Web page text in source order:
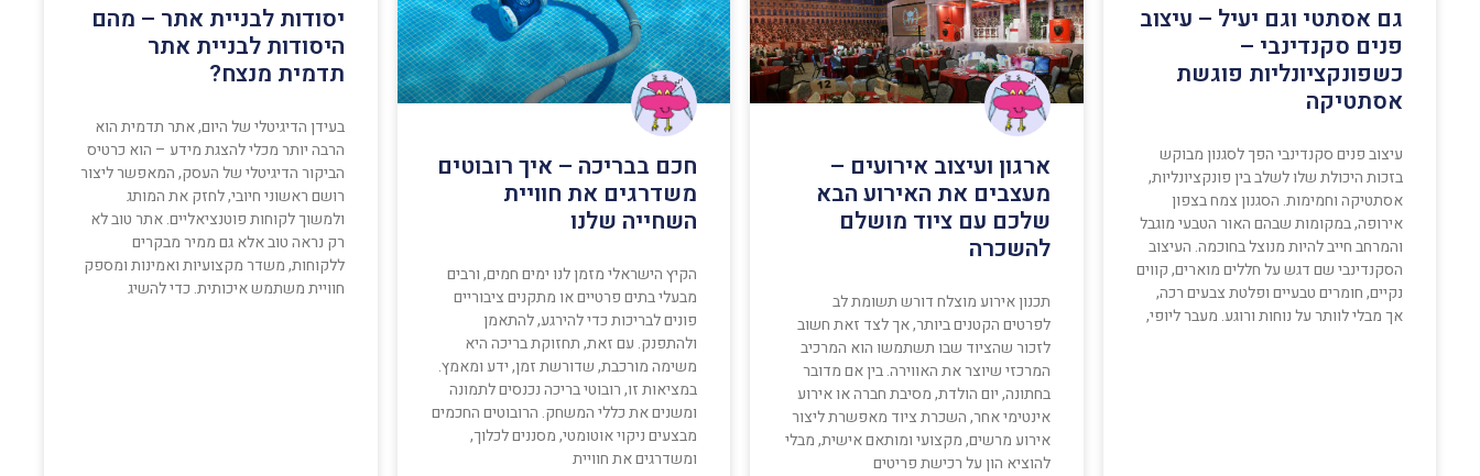
גם אסתטי וגם יעיל – עיצוב
פנים סקנדינבי –
כשפונקציונליות פוגשת
אסתטיקה
עיצוב פנים סקנדינבי הפך לסגנון מבוקש
בזכות היכולת שלו לשלב בין פונקציונליות,
אסתטיקה וחמימות. הסגנון צמח בצפון
אירופה, במקומות שבהם האור הטבעי מוגבל
והמרחב חייב להיות מנוצל בחוכמה. העיצוב
הסקנדינבי שם דגש על חללים מוארים, קווים
נקיים, חומרים טבעיים ופלטת צבעים רכה,
אך מבלי לוותר על נוחות ורוגע. מעבר ליופי,
ארגון ועיצוב אירועים –
מעצבים את האירוע הבא
שלכם עם ציוד מושלם
להשכרה
תכנון אירוע מוצלח דורש תשומת לב
לפרטים הקטנים ביותר, אך לצד זאת חשוב
לזכור שהציוד שבו תשתמשו הוא המרכיב
המרכזי שיוצר את האווירה. בין אם מדובר
בחתונה, יום הולדת, מסיבת חברה או אירוע
אינטימי אחר, השכרת ציוד מאפשרת ליצור
אירוע מרשים, מקצועי ומותאם אישית, מבלי
להוציא הון על רכישת פריטים
חכם בבריכה – איך רובוטים
משדרגים את חוויית
השחייה שלנו
הקיץ הישראלי מזמן לנו ימים חמים, ורבים
מבעלי בתים פרטיים או מתקנים ציבוריים
פונים לבריכות כדי להירגע, להתאמן
ולהתפנק. עם זאת, תחזוקת בריכה היא
משימה מורכבת, שדורשת זמן, ידע ומאמץ.
במציאות זו, רובוטי בריכה נכנסים לתמונה
ומשנים את כללי המשחק. הרובוטים החכמים
מבצעים ניקוי אוטומטי, מסננים לכלוך,
ומשדרגים את חוויית
יסודות לבניית אתר – מהם
היסודות לבניית אתר
תדמית מנצח?
בעידן הדיגיטלי של היום, אתר תדמית הוא
הרבה יותר מכלי להצגת מידע – הוא כרטיס
הביקור הדיגיטלי של העסק, המאפשר ליצור
רושם ראשוני חיובי, לחזק את המותג
ולמשוך לקוחות פוטנציאליים. אתר טוב לא
רק נראה טוב אלא גם ממיר מבקרים
ללקוחות, משדר מקצועיות ואמינות ומספק
חוויית משתמש איכותית. כדי להשיג